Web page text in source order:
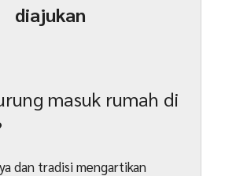
diajukan
masuk rumah di
dan tradisi mengartikan